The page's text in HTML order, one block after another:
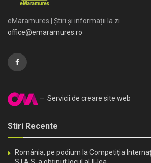
eMaramures | Știri și informații la zi
office@emaramures.ro
– Servicii de creare site web
Stiri Recente
România, pe podium la Competiția